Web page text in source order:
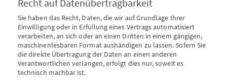
Recht auf Datenübertragbarkeit
Sie haben das Recht, Daten, die wir auf Grundlage Ihrer
Einwilligung oder in Erfüllung eines Vertrags automatisiert
verarbeiten, an sich oder an einen Dritten in einem gängigen,
maschinenlesbaren Format aushändigen zu lassen. Sofern Sie
die direkte Übertragung der Daten an einen anderen
Verantwortlichen verlangen, erfolgt dies nur, soweit es
technisch machbar ist.